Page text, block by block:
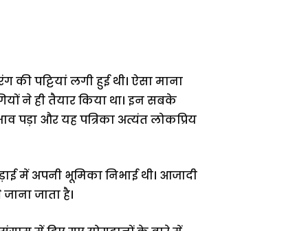
पट्टियां लगी हुई थी। ऐसा माना
ने ही तैयार किया था। इन सबके
पड़ा और यह पत्रिका अत्यंत लोकप्रिय
में अपनी भूमिका निभाई थी। आजादी
जाता है।